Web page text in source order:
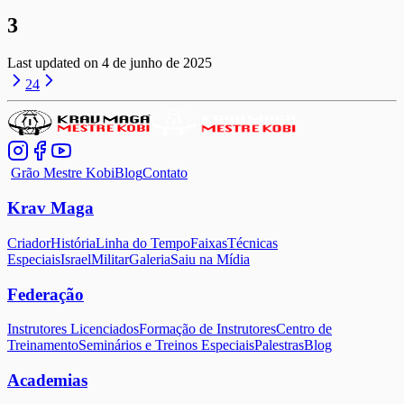
3
Last updated on 4 de junho de 2025
24
Grão Mestre KobiBlogContato
Krav Maga
CriadorHistóriaLinha do TempoFaixasTécnicas
EspeciaisIsraelMilitarGaleriaSaiu na Mídia
Federação
Instrutores LicenciadosFormação de InstrutoresCentro de
TreinamentoSeminários e Treinos EspeciaisPalestrasBlog
Academias